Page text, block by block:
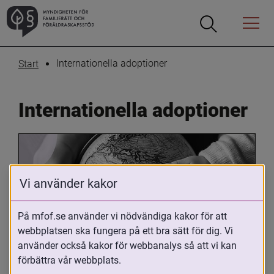
Öppna
Öppna
Menyn
Start Internationella adoptioner
Internationella adoptioner
Oavsett om du är adopterad,
adoptivförälder eller arbetar med
Vi använder kakor
På mfof.se använder vi nödvändiga kakor för att
webbplatsen ska fungera på ett bra sätt för dig. Vi
använder också kakor för webbanalys så att vi kan
förbättra vår webbplats.